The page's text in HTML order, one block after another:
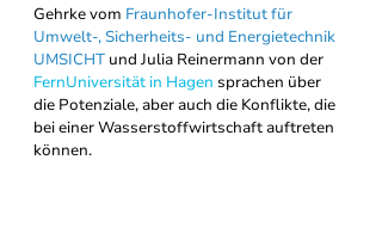
Gehrke vom Fraunhofer-Institut für
Umwelt-, Sicherheits- und Energietechnik
UMSICHT und Julia Reinermann von der
FernUniversität in Hagen sprachen über
die Potenziale, aber auch die Konflikte, die
bei einer Wasserstoffwirtschaft auftreten
können.